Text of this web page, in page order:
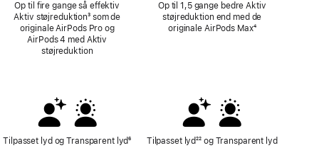
Op til fire gange så effektiv
Aktiv støjreduktionFodnote
³ som de
originale AirPods Pro og
AirPods 4 med Aktiv
støjreduktion
Tilpasset lyd og Transparent lydFodnote
⁶
Op til 1,5 gange bedre Aktiv
støjreduktion end med de
originale AirPods MaxFodnote
⁴
Tilpasset lydFodnote
²² og Transparent lyd